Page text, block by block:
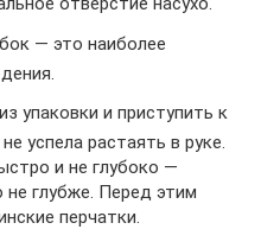
— это наиболее
упаковки и приступить к
успела растаять в руке.
и не глубоко —
глубже. Перед этим
перчатки.